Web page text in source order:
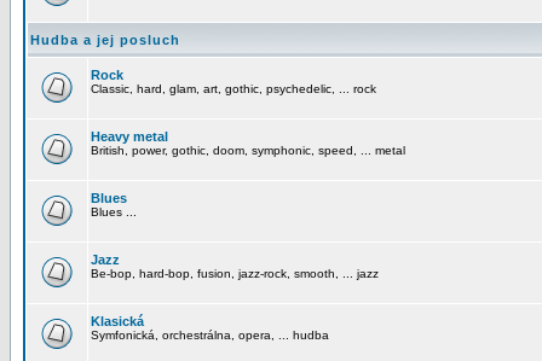
Hudba a jej posluch
Rock
Classic, hard, glam, art, gothic, psychedelic, ... rock
Heavy metal
British, power, gothic, doom, symphonic, speed, ... metal
Blues
Blues ...
Jazz
Be-bop, hard-bop, fusion, jazz-rock, smooth, ... jazz
Klasická
Symfonická, orchestrálna, opera, ... hudba